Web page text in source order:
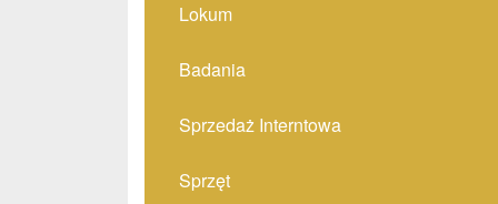
Lokum
Badania
Sprzedaż Interntowa
Sprzęt